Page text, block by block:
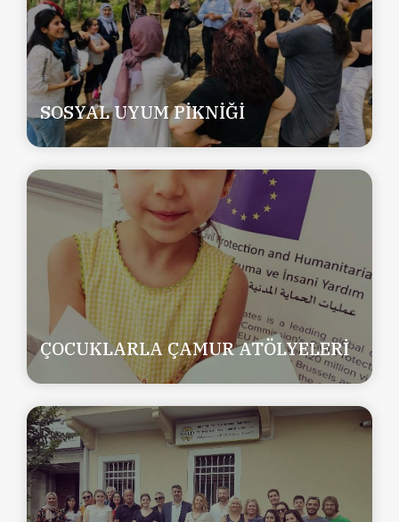
SOSYAL UYUM PİKNİĞİ
ÇOCUKLARLA ÇAMUR ATÖLYELERİ